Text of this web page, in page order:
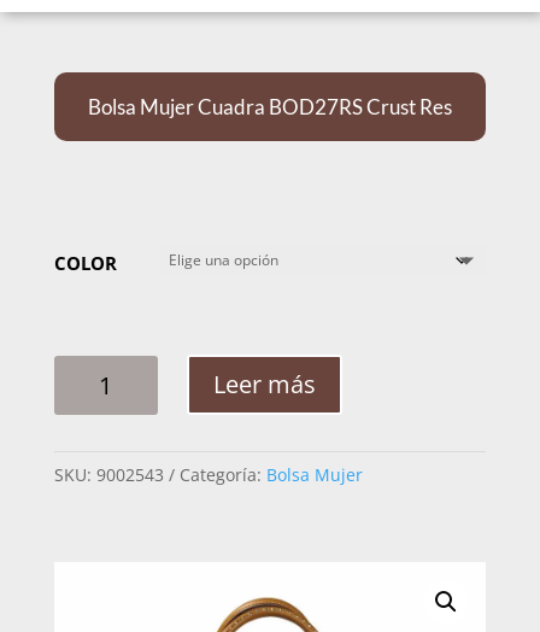
Bolsa Mujer Cuadra BOD27RS Crust Res
COLOR
MUJER
CRUST
Leer más
SKU: 9002543 Categoría: Bolsa Mujer